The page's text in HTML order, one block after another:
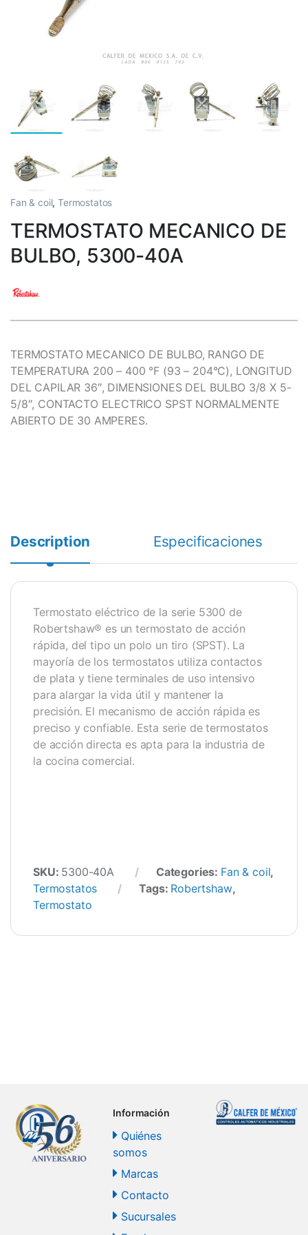
Fan & coil,Termostatos
TERMOSTATO MECANICO DE
BULBO, 5300-40A
TERMOSTATO MECANICO DE BULBO, RANGO DE
TEMPERATURA 200 – 400 °F (93 – 204°C), LONGITUD
DEL CAPILAR 36″, DIMENSIONES DEL BULBO 3/8 X 5-
5/8″, CONTACTO ELECTRICO SPST NORMALMENTE
ABIERTO DE 30 AMPERES.
Description Especificaciones
Termostato eléctrico de la serie 5300 de
Robertshaw® es un termostato de acción
rápida, del tipo un polo un tiro (SPST). La
mayoría de los termostatos utiliza contactos
de plata y tiene terminales de uso intensivo
para alargar la vida útil y mantener la
precisión. El mecanismo de acción rápida es
preciso y confiable. Esta serie de termostatos
de acción directa es apta para la industria de
la cocina comercial.
SKU: 5300-40A Categories: Fan & coil,
Termostatos
Tags: Robertshaw,
Termostato
Información
Quiénes
somos
Marcas
Contacto
Sucursales